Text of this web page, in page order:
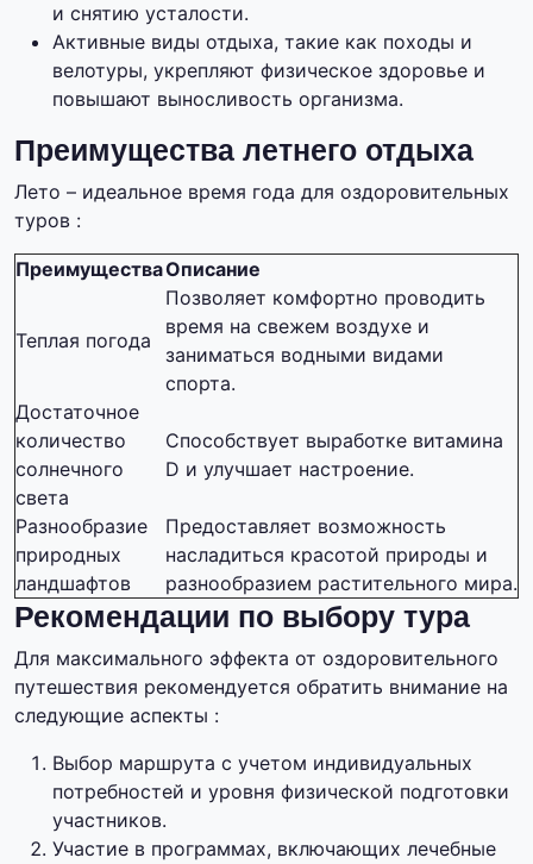
и снятию усталости.
Активные виды отдыха, такие как походы и
велотуры, укрепляют физическое здоровье и
повышают выносливость организма.
Преимущества летнего отдыха
Лето – идеальное время года для оздоровительных
туров :
ПреимуществаОписание
Теплая погода
Позволяет комфортно проводить
время на свежем воздухе и
заниматься водными видами
спорта.
Достаточное
количество
солнечного
света
Способствует выработке витамина
D и улучшает настроение.
Разнообразие
природных
ландшафтов
Предоставляет возможность
насладиться красотой природы и
разнообразием растительного мира.
Рекомендации по выбору тура
Для максимального эффекта от оздоровительного
путешествия рекомендуется обратить внимание на
следующие аспекты :
Выбор маршрута с учетом индивидуальных
потребностей и уровня физической подготовки
участников.
Участие в программах, включающих лечебные